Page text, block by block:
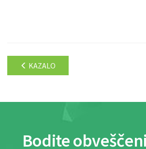
KAZALO
Bodite obveščeni